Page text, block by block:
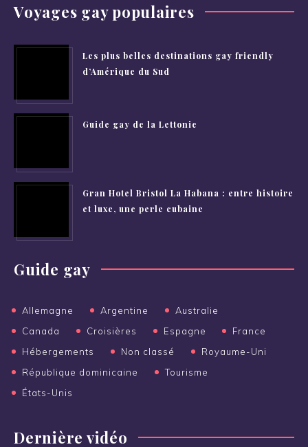
Voyages gay populaires
Les plus belles destinations gay friendly
d’Amérique du Sud
Guide gay de la Lettonie
Gran Hotel Bristol La Habana : entre histoire
et luxe, une perle cubaine
Guide gay
Allemagne Argentine
Australie
Canada
Croisières Espagne
France
Hébergements
Non classé
Royaume-Uni
République dominicaine
Tourisme
États-Unis
Dernière vidéo